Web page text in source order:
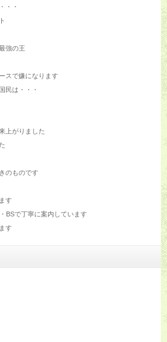
・・
強の王
スで嫌になります
民は・・・
上がりました
のものです
す
BSで丁寧に案内しています
す